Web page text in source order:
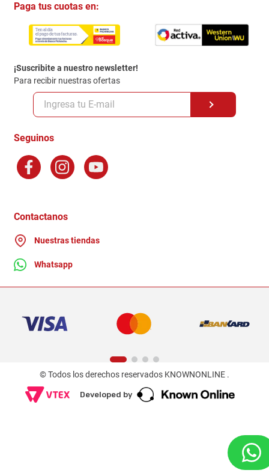
Trabaja con Nosotros
Contacto
Crédito Directo
Garantia
Politica de Privacidad
Políticas y condiciones GiftCard
Formas de Pago
Terminos y Condiciones
Factura Electronica
Ganadores - Promociones
Paga tus cuotas en:
¡Suscribite a nuestro newsletter!
Para recibir nuestras ofertas
Seguinos
Contactanos
Nuestras tiendas
Whatsapp
© Todos los derechos reservados KNOWNONLINE .
Developed by